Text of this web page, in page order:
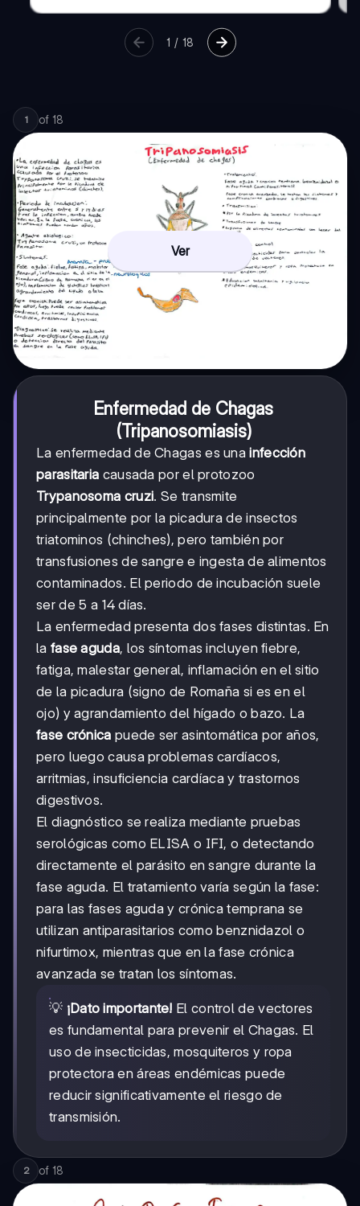
1 / 18
1 of 18
Ver
Enfermedad de Chagas
(Tripanosomiasis)
La enfermedad de Chagas es unainfección
parasitaria causada por el protozoo
Trypanosoma cruzi. Se transmite
principalmente por la picadura de insectos
triatominos (chinches), pero también por
transfusiones de sangre e ingesta de alimentos
contaminados. El periodo de incubación suele
ser de 5 a 14 días.
La enfermedad presenta dos fases distintas. En
la fase aguda, los síntomas incluyen fiebre,
fatiga, malestar general, inflamación en el sitio
de la picadura (signo de Romaña si es en el
ojo) y agrandamiento del hígado o bazo. La
fase crónica puede ser asintomática por años,
pero luego causa problemas cardíacos,
arritmias, insuficiencia cardíaca y trastornos
digestivos.
El diagnóstico se realiza mediante pruebas
serológicas como ELISA o IFI, o detectando
directamente el parásito en sangre durante la
fase aguda. El tratamiento varía según la fase:
para las fases aguda y crónica temprana se
utilizan antiparasitarios como benznidazol o
nifurtimox, mientras que en la fase crónica
avanzada se tratan los síntomas.
💡 ¡Dato importante! El control de vectores
es fundamental para prevenir el Chagas. El
uso de insecticidas, mosquiteros y ropa
protectora en áreas endémicas puede
reducir significativamente el riesgo de
transmisión.
2 of 18